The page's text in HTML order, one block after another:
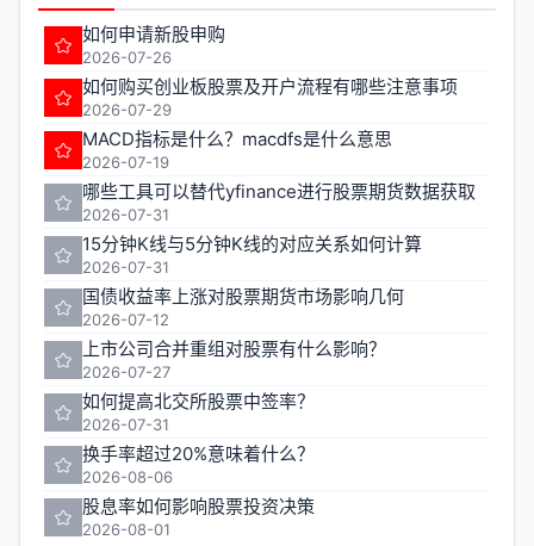
如何申请新股申购
2026-07-26
如何购买创业板股票及开户流程有哪些注意事项
2026-07-29
MACD指标是什么？macdfs是什么意思
2026-07-19
哪些工具可以替代yfinance进行股票期货数据获取
2026-07-31
15分钟K线与5分钟K线的对应关系如何计算
2026-07-31
国债收益率上涨对股票期货市场影响几何
2026-07-12
上市公司合并重组对股票有什么影响？
2026-07-27
如何提高北交所股票中签率？
2026-07-31
换手率超过20%意味着什么？
2026-08-06
股息率如何影响股票投资决策
2026-08-01